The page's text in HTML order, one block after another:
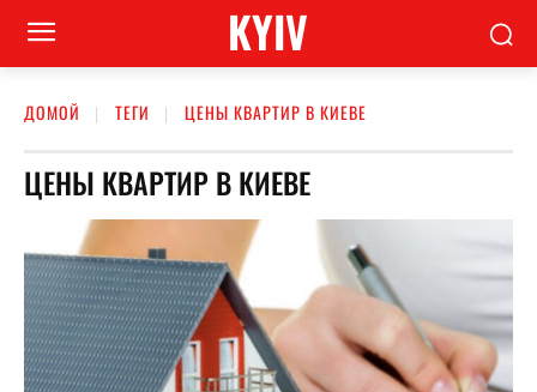
KYIV
ДОМОЙ ТЕГИ ЦЕНЫ КВАРТИР В КИЕВЕ
ЦЕНЫ КВАРТИР В КИЕВЕ